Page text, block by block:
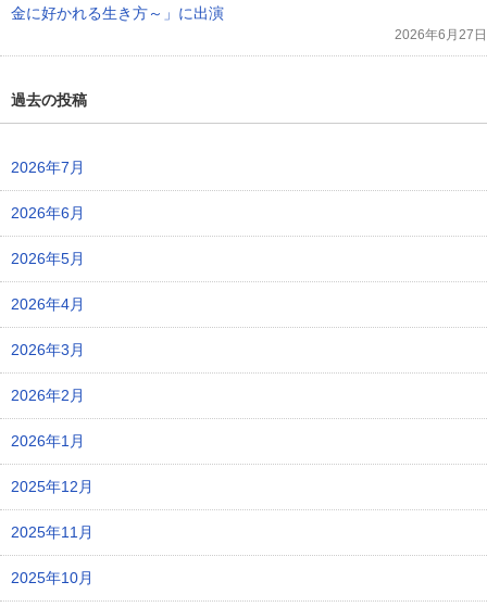
金に好かれる生き方～」に出演
2026年6月27日
過去の投稿
2026年7月
2026年6月
2026年5月
2026年4月
2026年3月
2026年2月
2026年1月
2025年12月
2025年11月
2025年10月